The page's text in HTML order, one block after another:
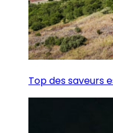
Top des saveurs